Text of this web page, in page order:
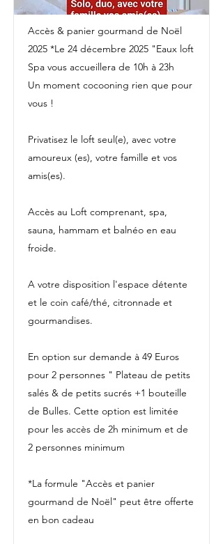
Accès & panier gourmand de Noël
2025 *Le 24 décembre 2025 "Eaux loft
Spa vous accueillera de 10h à 23h
Un moment cocooning rien que pour
vous !
Privatisez le loft seul(e), avec votre
amoureux (es), votre famille et vos
amis(es).
Accès au Loft comprenant, spa,
sauna, hammam et balnéo en eau
froide.
A votre disposition l'espace détente
et le coin café/thé, citronnade et
gourmandises.
En option sur demande à 49 Euros
pour 2 personnes " Plateau de petits
salés & de petits sucrés +1 bouteille
de Bulles. Cette option est limitée
pour les accès de 2h minimum et de
2 personnes minimum
*La formule "Accès et panier
gourmand de Noël" peut être offerte
en bon cadeau